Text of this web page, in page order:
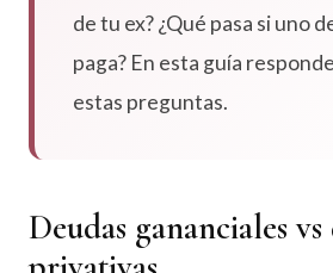
de tu ex? ¿Qué pasa si uno
paga? En esta guía
estas preguntas.
Deudas gananciales vs